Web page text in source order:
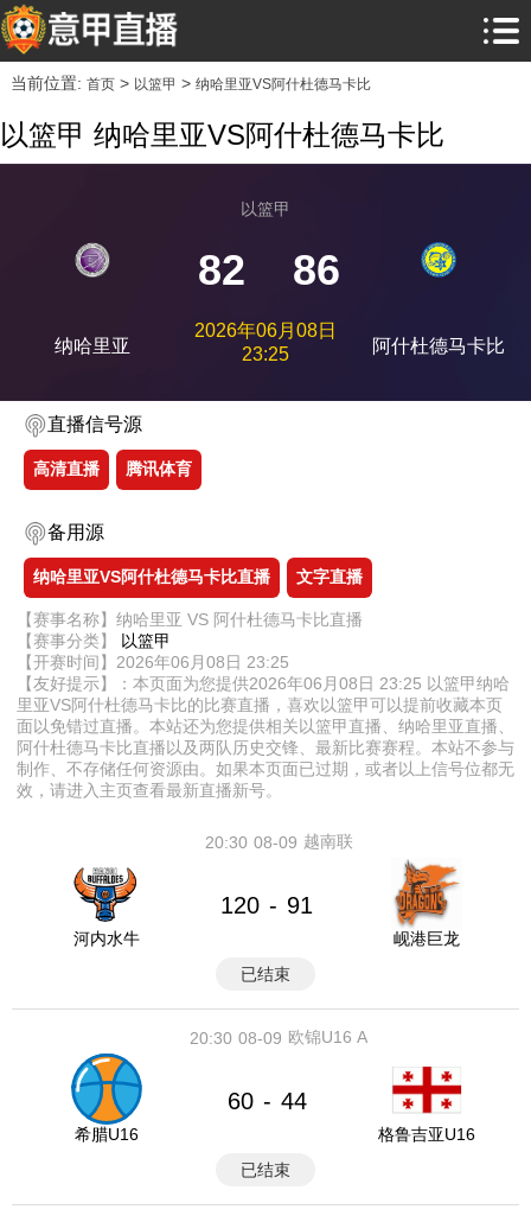
当前位置: 首页> 以篮甲 > 纳哈里亚VS阿什杜德马卡比
以篮甲 纳哈里亚VS阿什杜德马卡比
纳哈里亚
以篮甲
82 86
2026年06月08日
23:25
阿什杜德马卡比
直播信号源
高清直播 腾讯体育
备用源
纳哈里亚VS阿什杜德马卡比直播 文字直播
【赛事名称】纳哈里亚 VS 阿什杜德马卡比直播
【赛事分类】
以篮甲
【开赛时间】2026年06月08日 23:25
【友好提示】：本页面为您提供2026年06月08日 23:25 以篮甲纳哈
里亚VS阿什杜德马卡比的比赛直播，喜欢以篮甲可以提前收藏本页
面以免错过直播。本站还为您提供相关以篮甲直播、纳哈里亚直播、
阿什杜德马卡比直播以及两队历史交锋、最新比赛赛程。本站不参与
制作、不存储任何资源由。如果本页面已过期，或者以上信号位都无
效，请进入主页查看最新直播新号。
08-09
20:30 越南联
河内水牛
120 - 91
岘港巨龙
已结束
08-09
20:30 欧锦U16 A
希腊U16
60 - 44
格鲁吉亚U16
已结束